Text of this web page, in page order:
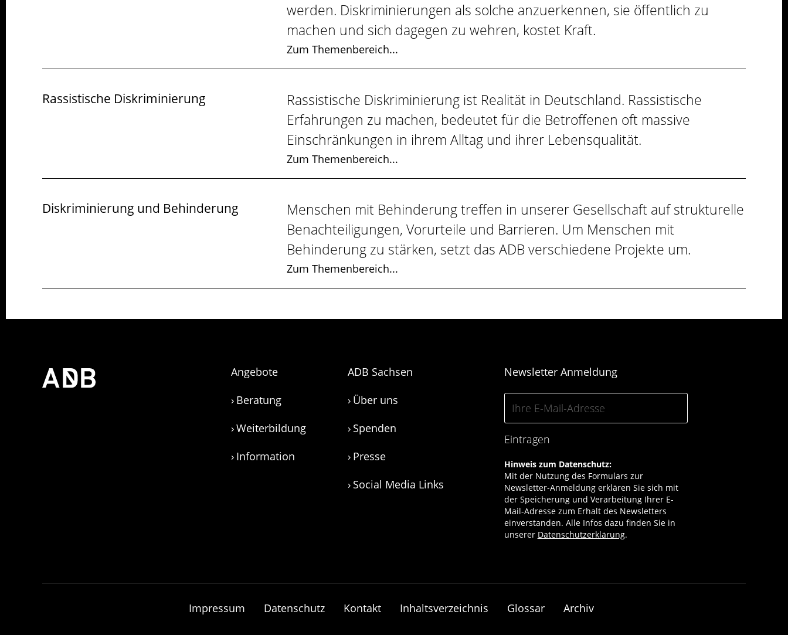
werden. Diskriminierungen als solche anzuerkennen, sie öffentlich zu
machen und sich dagegen zu wehren, kostet Kraft.
Zum Themenbereich...
Rassistische Diskriminierung
Rassistische Diskriminierung ist Realität in Deutschland. Rassistische
Erfahrungen zu machen, bedeutet für die Betroffenen oft massive
Einschränkungen in ihrem Alltag und ihrer Lebensqualität.
Zum Themenbereich...
Diskriminierung und Behinderung
Menschen mit Behinderung treffen in unserer Gesellschaft auf strukturelle
Benachteiligungen, Vorurteile und Barrieren. Um Menschen mit
Behinderung zu stärken, setzt das ADB verschiedene Projekte um.
Zum Themenbereich...
Angebote
Beratung
Weiterbildung
Information
ADB Sachsen
Über uns
Spenden
Presse
Social Media Links
Newsletter Anmeldung
Eintragen
Hinweis zum Datenschutz:
Mit der Nutzung des Formulars zur
Newsletter-Anmeldung erklären Sie sich mit
der Speicherung und Verarbeitung Ihrer E-
Mail-Adresse zum Erhalt des Newsletters
einverstanden. Alle Infos dazu finden Sie in
unserer Datenschutzerklärung.
Impressum Datenschutz Kontakt Inhaltsverzeichnis Glossar Archiv